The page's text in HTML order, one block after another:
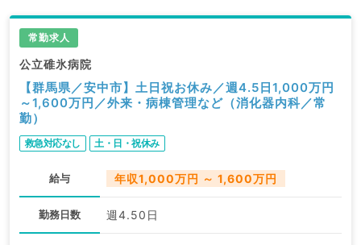
常勤求人
公立碓氷病院
【群馬県／安中市】土日祝お休み／週4.5日1,000万円
～1,600万円／外来・病棟管理など（消化器内科／常
勤）
救急対応なし 土・日・祝休み
給与 年収1,000万円 ～ 1,600万円
勤務日数 週4.50日